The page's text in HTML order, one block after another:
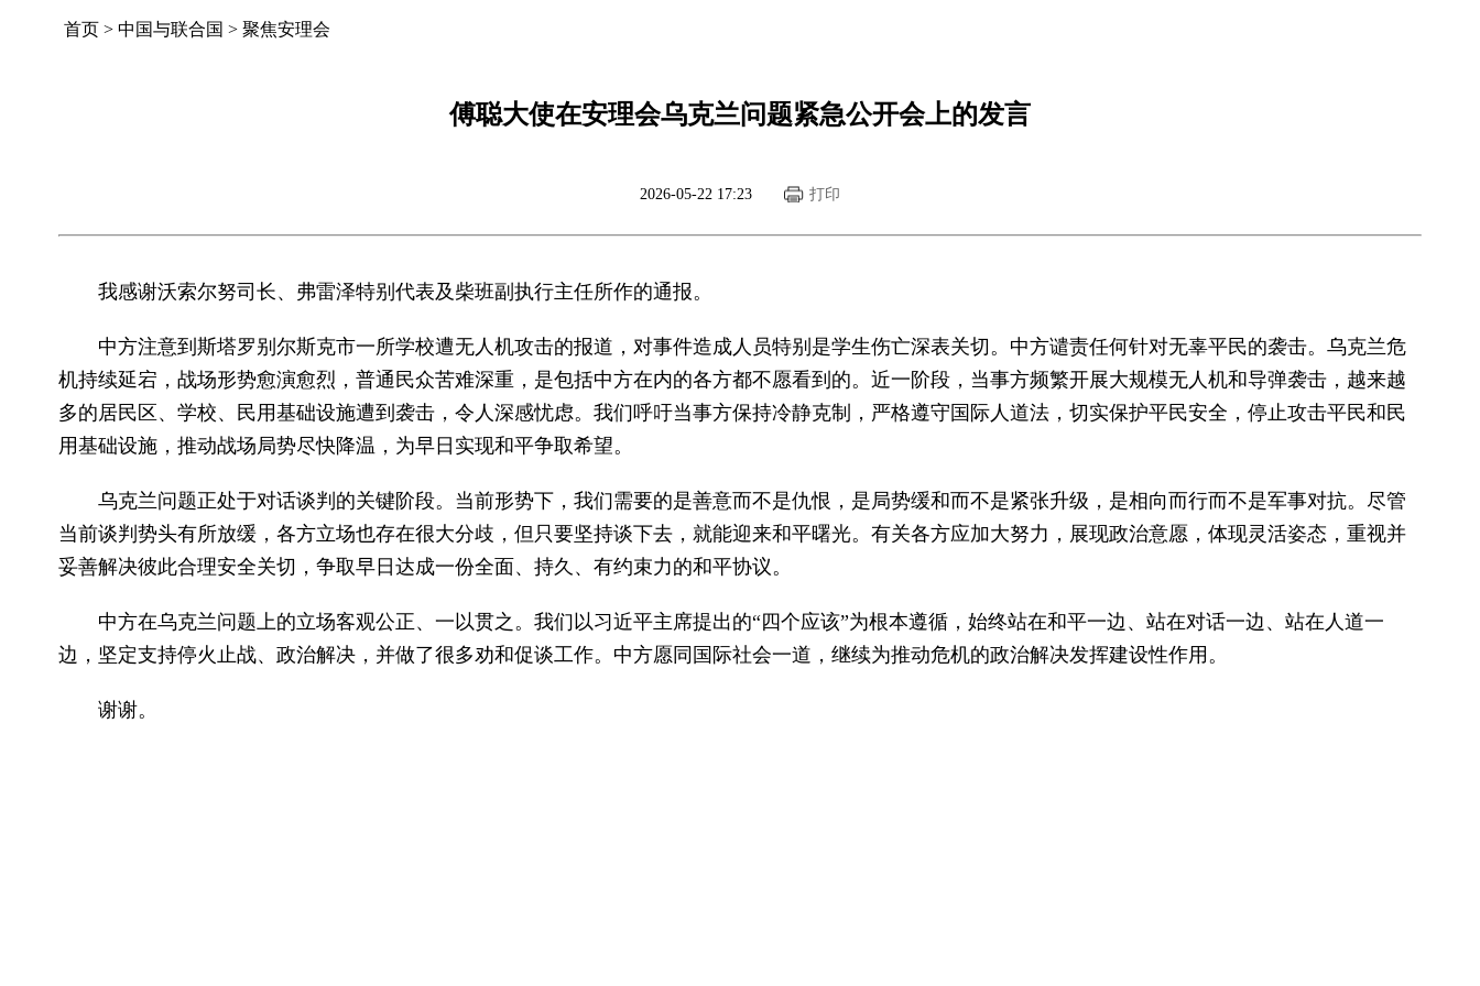
首页 > 中国与联合国 > 聚焦安理会
傅聪大使在安理会乌克兰问题紧急公开会上的发言
2026-05-22 17:23 打印
我感谢沃索尔努司长、弗雷泽特别代表及柴班副执行主任所作的通报。
中方注意到斯塔罗别尔斯克市一所学校遭无人机攻击的报道，对事件造成人员特别是学生伤亡深表关切。中方谴责任何针对无辜平民的袭击。乌克兰危
机持续延宕，战场形势愈演愈烈，普通民众苦难深重，是包括中方在内的各方都不愿看到的。近一阶段，当事方频繁开展大规模无人机和导弹袭击，越来越
多的居民区、学校、民用基础设施遭到袭击，令人深感忧虑。我们呼吁当事方保持冷静克制，严格遵守国际人道法，切实保护平民安全，停止攻击平民和民
用基础设施，推动战场局势尽快降温，为早日实现和平争取希望。
乌克兰问题正处于对话谈判的关键阶段。当前形势下，我们需要的是善意而不是仇恨，是局势缓和而不是紧张升级，是相向而行而不是军事对抗。尽管
当前谈判势头有所放缓，各方立场也存在很大分歧，但只要坚持谈下去，就能迎来和平曙光。有关各方应加大努力，展现政治意愿，体现灵活姿态，重视并
妥善解决彼此合理安全关切，争取早日达成一份全面、持久、有约束力的和平协议。
中方在乌克兰问题上的立场客观公正、一以贯之。我们以习近平主席提出的“四个应该”为根本遵循，始终站在和平一边、站在对话一边、站在人道一
边，坚定支持停火止战、政治解决，并做了很多劝和促谈工作。中方愿同国际社会一道，继续为推动危机的政治解决发挥建设性作用。
谢谢。